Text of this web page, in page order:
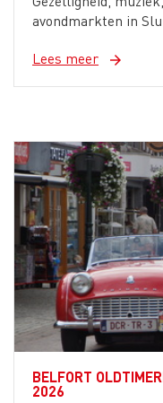
avondmarkten in
Lees meer
arrow_forward
BELFORT
2026